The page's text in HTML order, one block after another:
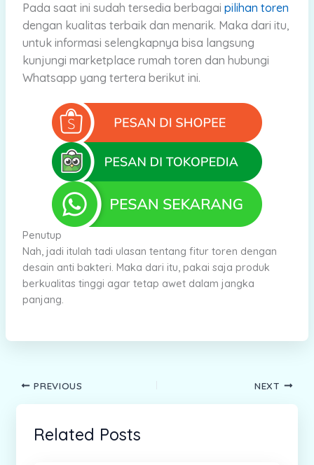
Pada saat ini sudah tersedia berbagai pilihan toren
dengan kualitas terbaik dan menarik. Maka dari itu,
untuk informasi selengkapnya bisa langsung
kunjungi marketplace rumah toren dan hubungi
Whatsapp yang tertera berikut ini.
Penutup
Nah, jadi itulah tadi ulasan tentang fitur toren dengan
desain anti bakteri. Maka dari itu, pakai saja produk
berkualitas tinggi agar tetap awet dalam jangka
panjang.
PREVIOUS NEXT
Related Posts